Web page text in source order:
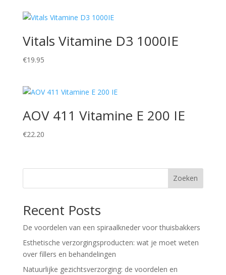
Vitals Vitamine D3 1000IE
€19.95
AOV 411 Vitamine E 200 IE
€22.20
Zoeken
Recent Posts
De voordelen van een spiraalkneder voor thuisbakkers
Esthetische verzorgingsproducten: wat je moet weten
over fillers en behandelingen
Natuurlijke gezichtsverzorging: de voordelen en